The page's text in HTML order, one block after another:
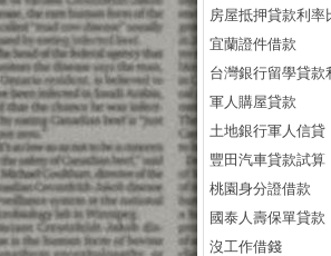
房屋抵押貸款利率
宜蘭證件借款
台灣銀行留學貸款
軍人購屋貸款
土地銀行軍人信貸
豐田汽車貸款試算
桃園身分證借款
國泰人壽保單貸款
沒工作借錢